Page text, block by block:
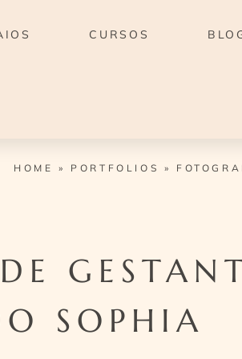
CURSOS
HOME » PORTFOLIOS »
SOPHIA